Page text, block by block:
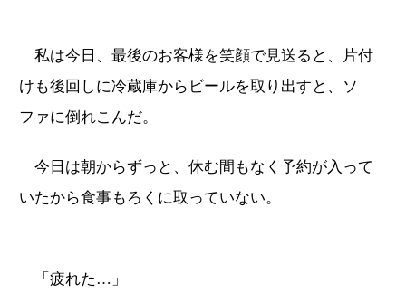
私は今日、最後のお客様を笑顔で見送ると、片付
けも後回しに冷蔵庫からビールを取り出すと、ソ
ファに倒れこんだ。
今日は朝からずっと、休む間もなく予約が入って
いたから食事もろくに取っていない。
「疲れた…」